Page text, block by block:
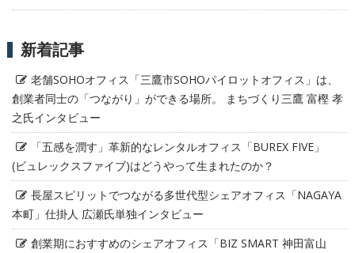
新着記事
老舗SOHOオフィス「三鷹市SOHOパイロットオフィス」は、
創業者同士の「つながり」ができる場所。 まちづくり三鷹 富樫 孝
之氏インタビュー
「五感を潤す」革新的なレンタルオフィス「BUREX FIVE」
(ビュレックスファイブ)はどうやって生まれたのか？
長屋スピリットでつながる多世代型シェアオフィス「NAGAYA
本町」仕掛人 広瀬氏単独インタビュー
創業期におすすめのシェアオフィス「BIZ SMART 神田富山